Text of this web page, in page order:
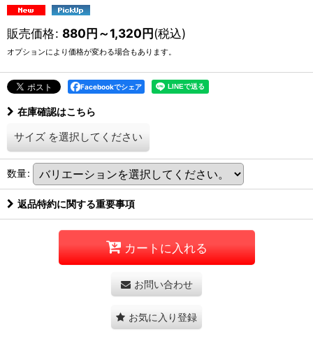
販売価格: 880円～1,320円(税込)
オプションにより価格が変わる場合もあります。
Facebookでシェア
在庫確認はこちら
サイズ を選択してください
数量:
返品特約に関する重要事項
カートに入れる
お問い合わせ
お気に入り登録